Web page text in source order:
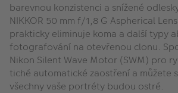
barevnou konzistenci a snížené
NIKKOR 50 mm f/1,8 G Aspherical
prakticky eliminuje koma a další typy
fotografování na otevřenou clonu.
Nikon Silent Wave Motor (SWM) pro
tiché automatické zaostření a můžete
všechny vaše portréty budou ostré.